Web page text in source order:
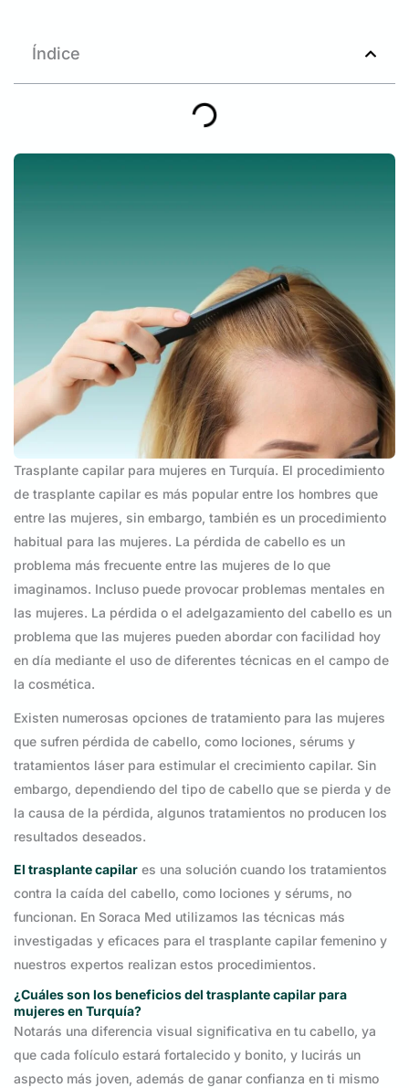
Índice
Trasplante capilar para mujeres en Turquía. El procedimiento
de trasplante capilar es más popular entre los hombres que
entre las mujeres, sin embargo, también es un procedimiento
habitual para las mujeres. La pérdida de cabello es un
problema más frecuente entre las mujeres de lo que
imaginamos. Incluso puede provocar problemas mentales en
las mujeres. La pérdida o el adelgazamiento del cabello es un
problema que las mujeres pueden abordar con facilidad hoy
en día mediante el uso de diferentes técnicas en el campo de
la cosmética.
Existen numerosas opciones de tratamiento para las mujeres
que sufren pérdida de cabello, como lociones, sérums y
tratamientos láser para estimular el crecimiento capilar. Sin
embargo, dependiendo del tipo de cabello que se pierda y de
la causa de la pérdida, algunos tratamientos no producen los
resultados deseados.
El trasplante capilar es una solución cuando los tratamientos
contra la caída del cabello, como lociones y sérums, no
funcionan. En Soraca Med utilizamos las técnicas más
investigadas y eficaces para el trasplante capilar femenino y
nuestros expertos realizan estos procedimientos.
¿Cuáles son los beneficios del trasplante capilar para
mujeres en Turquía?
Notarás una diferencia visual significativa en tu cabello, ya
que cada folículo estará fortalecido y bonito, y lucirás un
aspecto más joven, además de ganar confianza en ti mismo